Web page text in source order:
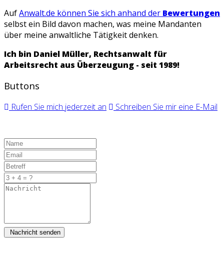
AufAnwalt.de können Sie sich anhand der Bewertungen
selbst ein Bild davon machen, was meine Mandanten
über meine anwaltliche Tätigkeit denken.
Ich bin Daniel Müller, Rechtsanwalt für
Arbeitsrecht aus Überzeugung - seit 1989!
Buttons
Rufen Sie mich jederzeit an Schreiben Sie mir eine E-Mail
Nachricht senden